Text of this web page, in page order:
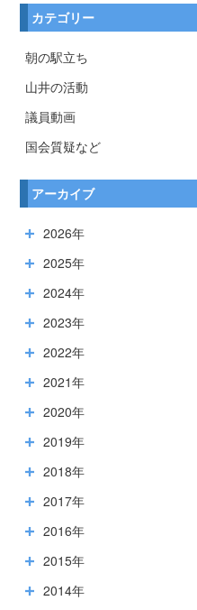
カテゴリー
朝の駅立ち
山井の活動
議員動画
国会質疑など
アーカイブ
2026年
2025年
2024年
2023年
2022年
2021年
2020年
2019年
2018年
2017年
2016年
2015年
2014年